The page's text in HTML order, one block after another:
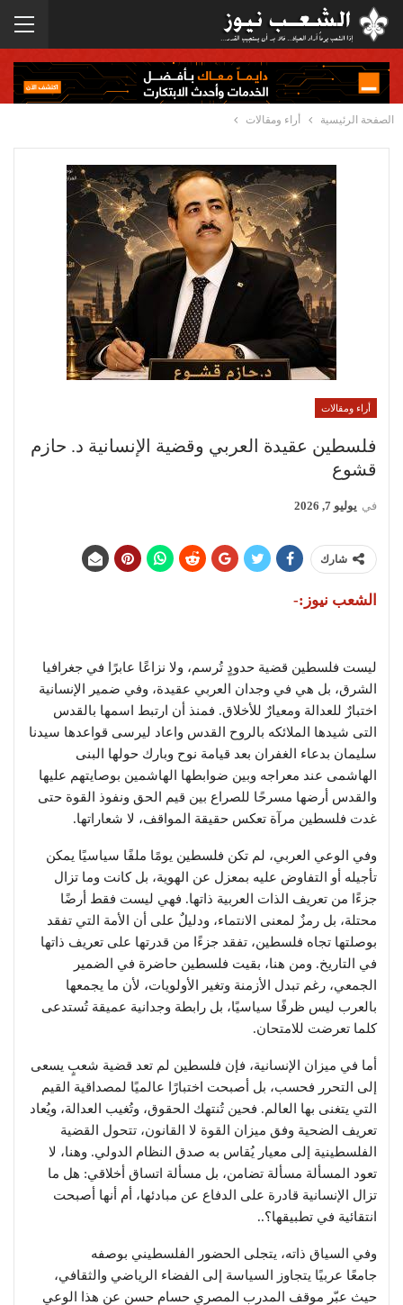
الصفحة الرئيسية أراء ومقالات
أراء ومقالات
فلسطين عقيدة العربي وقضية الإنسانية د. حازم
قشوع
في يوليو 7, 2026
شارك
الشعب نيوز:-
ليست فلسطين قضية حدودٍ تُرسم، ولا نزاعًا عابرًا في جغرافيا
الشرق، بل هي في وجدان العربي عقيدة، وفي ضمير الإنسانية
اختبارٌ للعدالة ومعيارٌ للأخلاق. فمنذ أن ارتبط اسمها بالقدس
التى شيدها الملائكه بالروح القدس واعاد ليرسى قواعدها سيدنا
سليمان بدعاء الغفران بعد قيامة نوح وبارك حولها البنى
الهاشمى عند معراجه وبين ضوابطها الهاشمين بوصايتهم عليها
والقدس أرضها مسرحًا للصراع بين قيم الحق ونفوذ القوة حتى
غدت فلسطين مرآة تعكس حقيقة المواقف، لا شعاراتها.
وفي الوعي العربي، لم تكن فلسطين يومًا ملفًا سياسيًا يمكن
تأجيله أو التفاوض عليه بمعزل عن الهوية، بل كانت وما تزال
جزءًا من تعريف الذات العربية ذاتها. فهي ليست فقط أرضًا
محتلة، بل رمزٌ لمعنى الانتماء، ودليلٌ على أن الأمة التي تفقد
بوصلتها تجاه فلسطين، تفقد جزءًا من قدرتها على تعريف ذاتها
في التاريخ. ومن هنا، بقيت فلسطين حاضرة في الضمير
الجمعي، رغم تبدل الأزمنة وتغير الأولويات، لأن ما يجمعها
بالعرب ليس ظرفًا سياسيًا، بل رابطة وجدانية عميقة تُستدعى
كلما تعرضت للامتحان.
أما في ميزان الإنسانية، فإن فلسطين لم تعد قضية شعبٍ يسعى
إلى التحرر فحسب، بل أصبحت اختبارًا عالميًا لمصداقية القيم
التي يتغنى بها العالم. فحين تُنتهك الحقوق، وتُغيب العدالة، ويُعاد
تعريف الضحية وفق ميزان القوة لا القانون، تتحول القضية
الفلسطينية إلى معيار يُقاس به صدق النظام الدولي. وهنا، لا
تعود المسألة مسألة تضامن، بل مسألة اتساق أخلاقي: هل ما
تزال الإنسانية قادرة على الدفاع عن مبادئها، أم أنها أصبحت
انتقائية في تطبيقها؟..
وفي السياق ذاته، يتجلى الحضور الفلسطيني بوصفه
جامعًا عربيًا يتجاوز السياسة إلى الفضاء الرياضي والثقافي،
حيث عبّر موقف المدرب المصري حسام حسن عن هذا الوعي